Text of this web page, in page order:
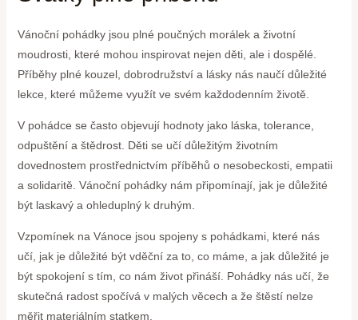
Vánoční pohádky ‍jsou plné poučných morálek a životní
moudrosti, které mohou inspirovat nejen děti, ale i dospělé.
Příběhy plné kouzel, dobrodružství a lásky nás naučí důležité
⁣lekce, které můžeme využít ve svém každodenním životě.
V pohádce se často objevují⁣ hodnoty jako láska, tolerance,
odpuštění a štědrost. Děti se učí důležitým životním
dovednostem prostřednictvím příběhů o nesobeckosti,‌ empatii
a solidaritě. Vánoční pohádky nám připomínají, jak je důležité
být⁣ laskavý a ohleduplný k druhým.
Vzpomínek na Vánoce jsou spojeny s pohádkami, které nás
učí, jak je důležité být ⁢vděční za to, co máme, a jak důležité je⁣
být spokojení s tím, co nám život přináší. Pohádky nás učí, že
skutečná radost spočívá v malých věcech a že štěstí nelze
měřit‌ materiálním statkem.